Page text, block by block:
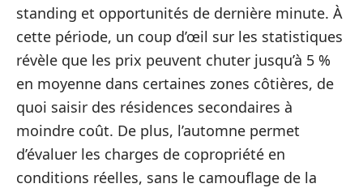
standing et opportunités de dernière minute. À
cette période, un coup d’œil sur les statistiques
révèle que les prix peuvent chuter jusqu’à 5 %
en moyenne dans certaines zones côtières, de
quoi saisir des résidences secondaires à
moindre coût. De plus, l’automne permet
d’évaluer les charges de copropriété en
conditions réelles, sans le camouflage de la